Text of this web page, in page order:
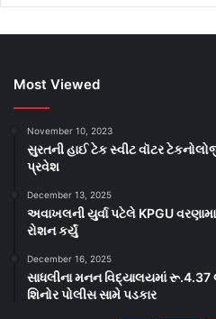
Most Viewed
November 10, 2023
સુરતની હાઈ ટેક સ્વીટ વૉટર
પ્રવેશ
December 13, 2025
અવાખલની યુર્વા પટેલે KPGU
રોશન કર્યું
December 16, 2025
સાધલીના મનન વિદ્યાલયમાં રૂ.4.37
શિનોર પોલીસ સામે પડકાર